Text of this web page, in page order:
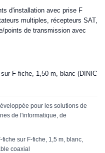
d'installation avec prise F
multiples, récepteurs SAT,
points de transmission avec
F-fiche, 1,50 m, blanc (DINIC
pour les solutions de
de l'informatique, de
fiche sur F-fiche, 1,5 m, blanc,
coaxial